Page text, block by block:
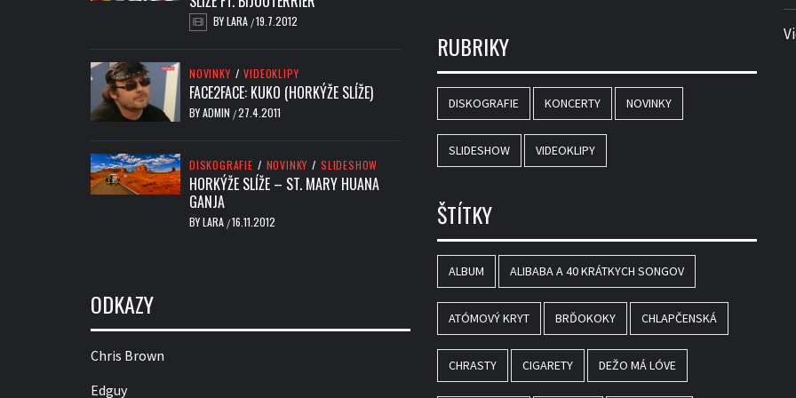
BYLARA /19.7.2012
NOVINKY / VIDEOKLIPY
FACE2FACE: KUKO (HORKÝŽE SLÍŽE)
BYADMIN /27.4.2011
DISKOGRAFIE / NOVINKY / SLIDESHOW
HORKÝŽE SLÍŽE – ST. MARY HUANA
GANJA
BYLARA /16.11.2012
ODKAZY
Chris Brown
Edguy
RUBRIKY
DISKOGRAFIE KONCERTY NOVINKY
SLIDESHOW VIDEOKLIPY
ŠTÍTKY
ALBUM ALIBABA A 40 KRÁTKYCH SONGOV
ATÓMOVÝ KRYT BRĎOKOKY CHLAPČENSKÁ
CHRASTY CIGARETY DEŽO MÁ LÓVE